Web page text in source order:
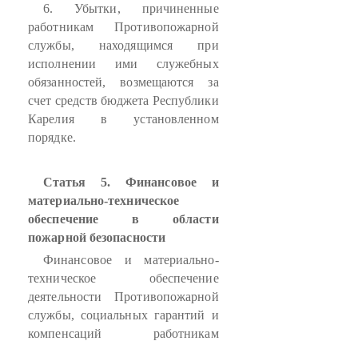
6. Убытки, причиненные
работникам Противопожарной
службы, находящимся при
исполнении ими служебных
обязанностей, возмещаются за
счет средств бюджета Республики
Карелия в установленном
порядке.
Статья 5. Финансовое и
материально-техническое
обеспечение в области
пожарной безопасности
Финансовое и материально-
техническое обеспечение
деятельности Противопожарной
службы, социальных гарантий и
компенсаций работникам